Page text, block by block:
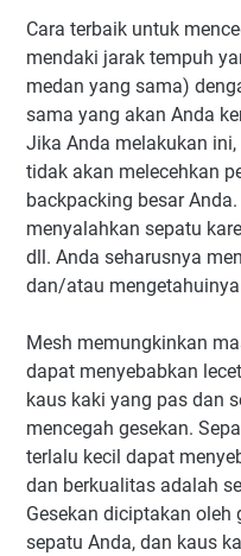
Cara terbaik untuk
mendaki jarak tempuh
medan yang sama)
sama yang akan Anda
Jika Anda melakukan
tidak akan melecehkan
backpacking besar
menyalahkan sepatu
dll. Anda seharusnya
dan/atau
Mesh memungkinkan
dapat menyebabkan
kaus kaki yang pas dan
mencegah gesekan.
terlalu kecil dapat
dan berkualitas adalah
Gesekan diciptakan oleh
sepatu Anda, dan kaus